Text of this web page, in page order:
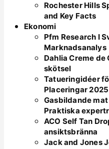
Rochester Hills
and Key Facts
Ekonomi
Pfm Research I
Marknadsanalys
Dahlia Creme de
skötsel
Tatueringidéer
Placeringar 2025
Gasbildande
Praktiska
ACO Self Tan
ansiktsbränna
Jack and Jones